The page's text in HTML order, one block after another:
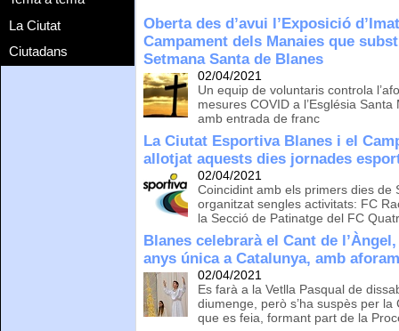
La Ciutat
Ciutadans
Oberta des d’avui l’Exposició
Campament dels Manaies que
Setmana Santa de Blanes
02/04/2021
Un equip de voluntaris controla
mesures COVID a l’Església
amb entrada de franc
La Ciutat Esportiva Blanes i el
allotjat aquests dies jornades
02/04/2021
Coincidint amb els primers dies
organitzat sengles activitats: FC
la Secció de Patinatge del FC
Blanes celebrarà el Cant de
anys única a Catalunya, amb
02/04/2021
Es farà a la Vetlla Pasqual de
diumenge, però s’ha suspès per la
que es feia, formant part de la